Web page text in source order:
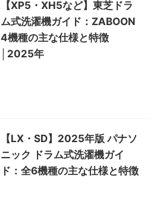
【XP5・XH5など】東芝ドラ
ム式洗濯機ガイド：ZABOON
4機種の主な仕様と特徴
│2025年
【LX・SD】2025年版 パナソ
ニック ドラム式洗濯機ガイ
ド：全6機種の主な仕様と特徴